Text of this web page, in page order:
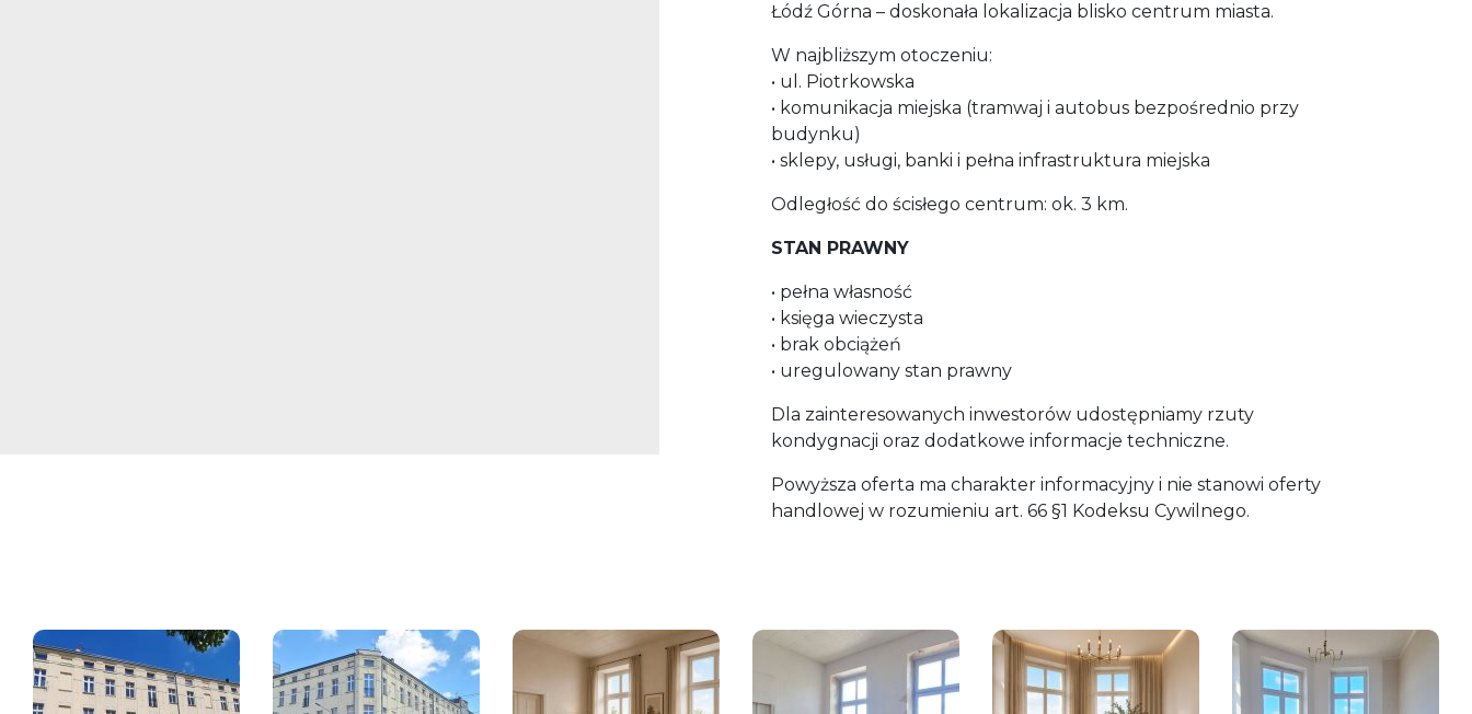
Łódź Górna – doskonała lokalizacja blisko centrum miasta.
W najbliższym otoczeniu:
• ul. Piotrkowska
• komunikacja miejska (tramwaj i autobus bezpośrednio przy
budynku)
• sklepy, usługi, banki i pełna infrastruktura miejska
Odległość do ścisłego centrum: ok. 3 km.
STAN PRAWNY
• pełna własność
• księga wieczysta
• brak obciążeń
• uregulowany stan prawny
Dla zainteresowanych inwestorów udostępniamy rzuty
kondygnacji oraz dodatkowe informacje techniczne.
Powyższa oferta ma charakter informacyjny i nie stanowi oferty
handlowej w rozumieniu art. 66 §1 Kodeksu Cywilnego.